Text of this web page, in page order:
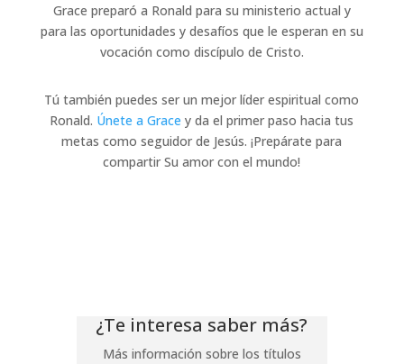
Grace preparó a Ronald para su ministerio actual y
para las oportunidades y desafíos que le esperan en su
vocación como discípulo de Cristo.
Tú también puedes ser un mejor líder espiritual como
Ronald. Únete a Grace y da el primer paso hacia tus
metas como seguidor de Jesús. ¡Prepárate para
compartir Su amor con el mundo!
¿Te interesa saber más?
Más información sobre los títulos